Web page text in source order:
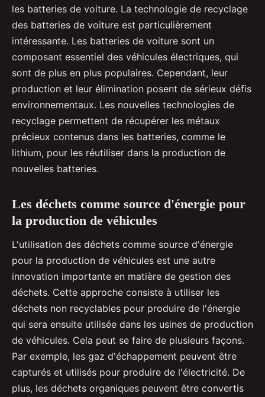
les batteries de voiture. La technologie de recyclage
des batteries de voiture est particulièrement
intéressante. Les batteries de voiture sont un
composant essentiel des véhicules électriques, qui
sont de plus en plus populaires. Cependant, leur
production et leur élimination posent de sérieux défis
environnementaux. Les nouvelles technologies de
recyclage permettent de récupérer les métaux
précieux contenus dans les batteries, comme le
lithium, pour les réutiliser dans la production de
nouvelles batteries.
Les déchets comme source d'énergie pour
la production de véhicules
L'utilisation des déchets comme source d'énergie
pour la production de véhicules est une autre
innovation importante en matière de gestion des
déchets. Cette approche consiste à utiliser les
déchets non recyclables pour produire de l'énergie
qui sera ensuite utilisée dans les usines de production
de véhicules. Cela peut se faire de plusieurs façons.
Par exemple, les gaz d'échappement peuvent être
capturés et utilisés pour produire de l'électricité. De
plus, les déchets organiques peuvent être convertis